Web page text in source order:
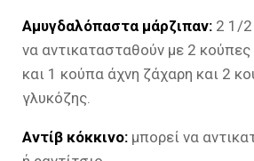
Αμυγδαλόπαστα μάρζιπαν: 2 1/2
να αντικατασταθούν με 2
και 1 κούπα άχνη ζάχαρη και 2
γλυκόζης.
Αντίβ κόκκινο: μπορεί να